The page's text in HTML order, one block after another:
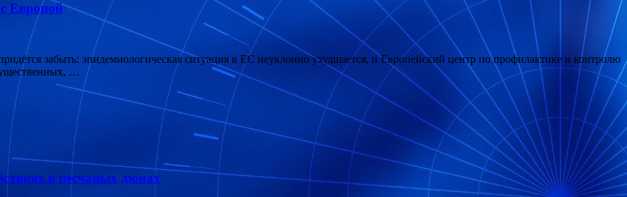
Европой
забыть: эпидемиологическая ситуация в ЕС неуклонно ухудшается, и Европейский центр по профилактике и контролю
…
в песчаных дюнах